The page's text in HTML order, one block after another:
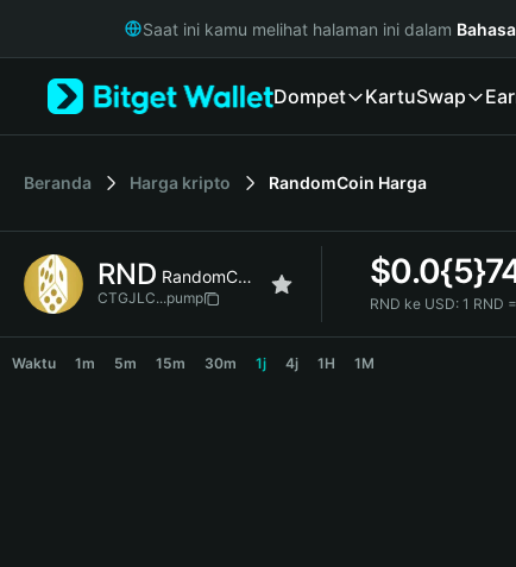
Русский
Italiano
简体中文
繁體中文
Bahasa Indonesia
Saat ini kamu melihat halaman ini dalam
Dompet KartuSwap
Beranda Harga kripto RandomCoin Harga
RND RandomCoin
CTGJLC...pump
$
RND ke USD: 1 RND
Waktu 1m 5m 15m 30m 1j 4j 1H 1M